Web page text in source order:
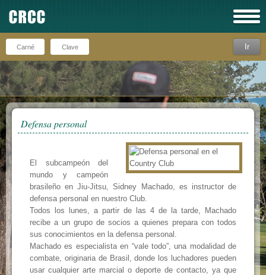
Recuérdeme
Ir
Defensa personal
El subcampeón del
mundo y campeón
brasileño en Jiu-Jitsu, Sidney Machado, es instructor de
defensa personal en nuestro Club.
Todos los lunes, a partir de las 4 de la tarde, Machado
recibe a un grupo de socios a quienes prepara con todos
sus conocimientos en la defensa personal.
Machado es especialista en “vale todo”, una modalidad de
combate, originaria de Brasil, donde los luchadores pueden
usar cualquier arte marcial o deporte de contacto, ya que